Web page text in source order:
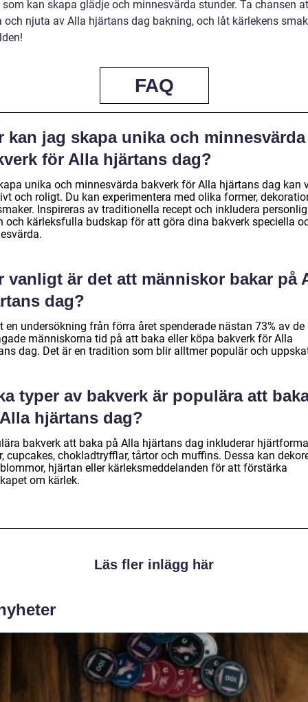
kan skapa glädje och minnesvärda stunder. Ta chansen
och njuta av Alla hjärtans dag bakning, och låt kärlekens
FAQ
kan jag skapa unika och minnesvärda
för Alla hjärtans dag?
unika och minnesvärda bakverk för Alla hjärtans dag kan
och roligt. Du kan experimentera med olika former,
Inspireras av traditionella recept och inkludera
och kärleksfulla budskap för att göra dina bakverk speciella
vanligt är det att människor bakar på
dag?
en undersökning från förra året spenderade nästan 73% av de
människorna tid på att baka eller köpa bakverk för Alla
dag. Det är en tradition som blir alltmer populär och
typer av bakverk är populära att
hjärtans dag?
bakverk att baka på Alla hjärtans dag inkluderar
cupcakes, chokladtryfflar, tårtor och muffins. Dessa kan
hjärtan eller kärleksmeddelanden för att förstärka
om kärlek.
Läs fler inlägg här